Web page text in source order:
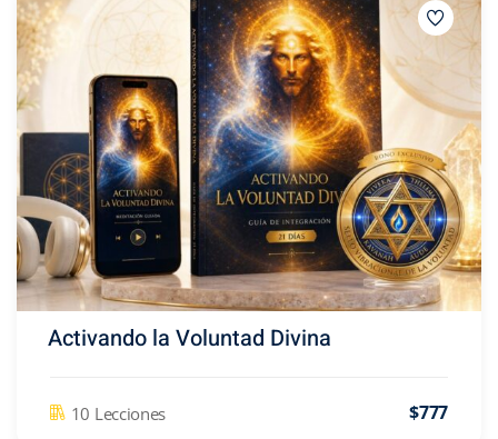
Activando la Voluntad Divina
10 Lecciones $777